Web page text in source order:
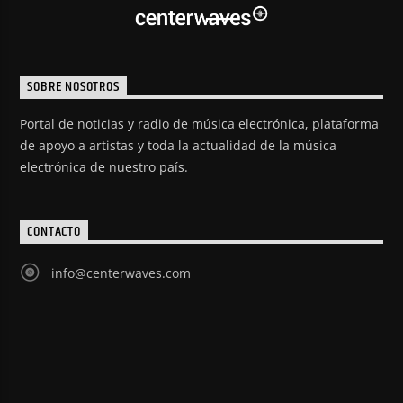
SOBRE NOSOTROS
Portal de noticias y radio de música electrónica, plataforma
de apoyo a artistas y toda la actualidad de la música
electrónica de nuestro país.
CONTACTO
info@centerwaves.com